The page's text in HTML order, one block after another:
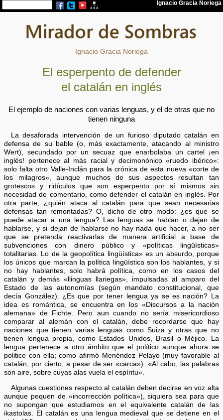
Ignacio Gracia Noriega
El esperpento de defender
el catalán en inglés
El ejemplo de naciones con varias lenguas, y el de otras que no
tienen ninguna
La desaforada intervención de un furioso diputado catalán en
defensa de su bable (o, más exactamente, atacando al ministro
Wert), secundado por un secuaz que enarbolaba un cartel ¡en
inglés! pertenece al más racial y decimonónico «ruedo ibérico»:
solo falta otro Valle-Inclán para la crónica de esta nueva «corte de
los milagros», aunque muchos de sus aspectos resultan tan
grotescos y ridículos que son esperpento por sí mismos sin
necesidad de comentario, como defender el catalán en inglés. Por
otra parte, ¿quién ataca al catalán para que sean necesarias
defensas tan remontadas? O, dicho de otro modo: ¿es que se
puede atacar a una lengua? Las lenguas se hablan o dejan de
hablarse, y si dejan de hablarse no hay nada que hacer, a no ser
que se pretenda reactivarlas de manera artificial a base de
subvenciones con dinero público y «políticas lingüísticas»
totalitarias. Lo de la geopolítica lingüística» es un absurdo, porque
los únicos que marcan la política lingüística son los hablantes, y si
no hay hablantes, solo habrá política, como en los casos del
catalán y demás «llinguas llariegas», impulsadas al amparo del
Estado de las autonomías (según mandato constitucional, que
decía González). ¿Es que por tener lengua ya se es nación? La
idea es romántica, se encuentra en los «Discursos a la nación
alemana» de Fichte. Pero aun cuando no sería misericordioso
comparar al alemán con el catalán, debe recordarse que hay
naciones que tienen varias lenguas como Suiza y otras que no
tienen lengua propia, como Estados Unidos, Brasil o Méjico. La
lengua pertenece a otro ámbito que el político aunque ahora se
politice con ella; como afirmó Menéndez Pelayo (muy favorable al
catalán, por cierto, a pesar de ser «carca»). «Al cabo, las palabras
son aire, sobre cuyas alas vuela el espíritu».
Algunas cuestiones respecto al catalán deben decirse en voz alta
aunque pequen de «incorrección política»), siquiera sea para que
no supongan que estudiamos en el equivalente catalán de las
ikastolas. El catalán es una lengua medieval que se detiene en el